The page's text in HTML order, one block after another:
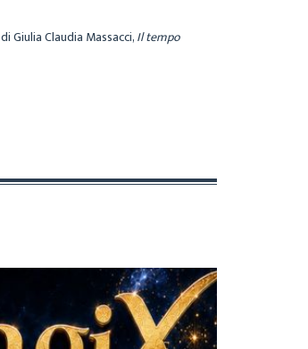
di Giulia Claudia Massacci,Il tempo